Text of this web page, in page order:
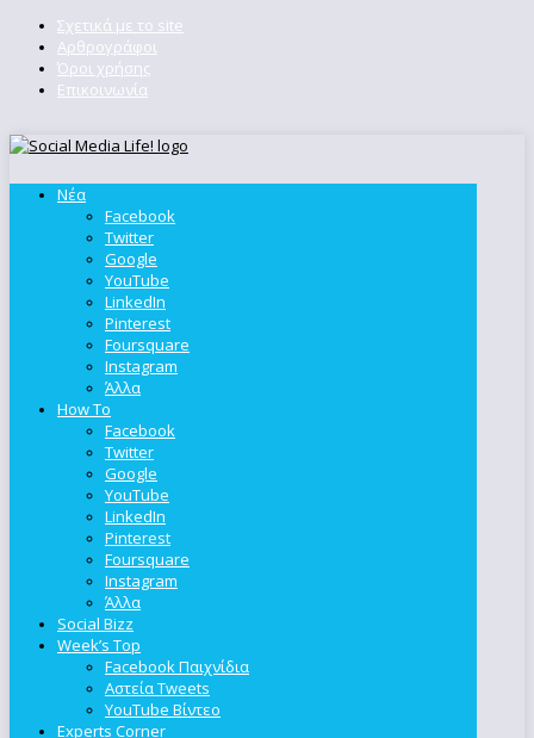
Σχετικά με το site
Αρθρογράφοι
Όροι χρήσης
Επικοινωνία
Νέα
Facebook
Twitter
Google
YouTube
LinkedIn
Pinterest
Foursquare
Instagram
Άλλα
How To
Facebook
Twitter
Google
YouTube
LinkedIn
Pinterest
Foursquare
Instagram
Άλλα
Social Bizz
Week’s Top
Facebook Παιχνίδια
Αστεία Tweets
YouTube Βίντεο
Experts Corner